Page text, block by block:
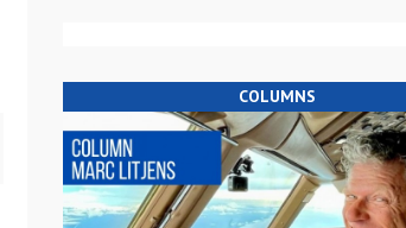
COLUMNS